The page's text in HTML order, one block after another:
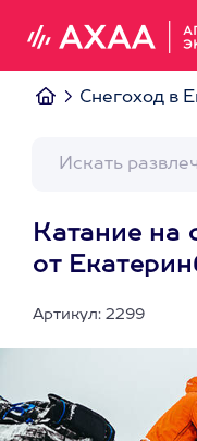
Снегоход в
Катание на
от
Артикул: 2299